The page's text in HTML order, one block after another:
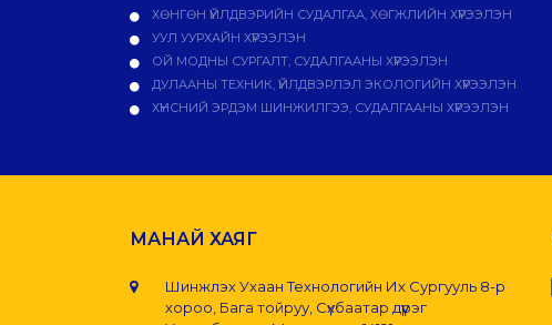
ХӨНГӨН ҮЙЛДВЭРИЙН СУДАЛГАА, ХӨГЖЛИЙН ХҮРЭЭЛЭН
УУЛ УУРХАЙН ХҮРЭЭЛЭН
ОЙ МОДНЫ СУРГАЛТ, СУДАЛГААНЫ ХҮРЭЭЛЭН
ДУЛААНЫ ТЕХНИК, ҮЙЛДВЭРЛЭЛ ЭКОЛОГИЙН ХҮРЭЭЛЭН
ХҮНСНИЙ ЭРДЭМ ШИНЖИЛГЭЭ, СУДАЛГААНЫ ХҮРЭЭЛЭН
МАНАЙ ХАЯГ
Шинжлэх Ухаан Технологийн Их Сургууль 8-р
хороо, Бага тойруу, Сүхбаатар дүүрэг